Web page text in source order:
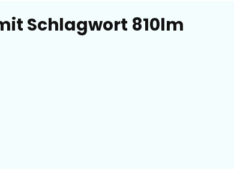
Schlagwort 810lm